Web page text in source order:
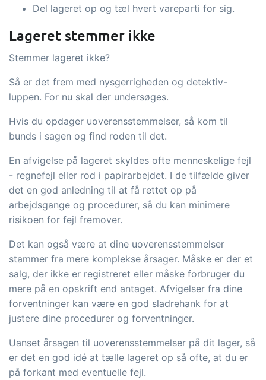
Del lageret op og tæl hvert vareparti for sig.
Lageret stemmer ikke
Stemmer lageret ikke?
Så er det frem med nysgerrigheden og detektiv-
luppen. For nu skal der undersøges.
Hvis du opdager uoverensstemmelser, så kom til
bunds i sagen og find roden til det.
En afvigelse på lageret skyldes ofte menneskelige fejl
- regnefejl eller rod i papirarbejdet. I de tilfælde giver
det en god anledning til at få rettet op på
arbejdsgange og procedurer, så du kan minimere
risikoen for fejl fremover.
Det kan også være at dine uoverensstemmelser
stammer fra mere komplekse årsager. Måske er der et
salg, der ikke er registreret eller måske forbruger du
mere på en opskrift end antaget. Afvigelser fra dine
forventninger kan være en god sladrehank for at
justere dine procedurer og forventninger.
Uanset årsagen til uoverensstemmelser på dit lager, så
er det en god idé at tælle lageret op så ofte, at du er
på forkant med eventuelle fejl.